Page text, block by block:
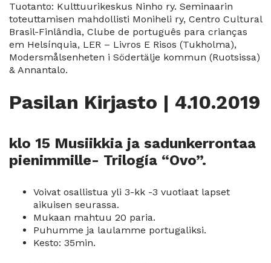
Tuotanto: Kulttuurikeskus Ninho ry. Seminaarin
toteuttamisen mahdollisti Moniheli ry, Centro Cultural
Brasil-Finlândia, Clube de português para crianças
em Helsínquia, LER – Livros E Risos (Tukholma),
Modersmålsenheten i Södertälje kommun (Ruotsissa)
& Annantalo.
Pasilan Kirjasto | 4.10.2019
klo 15 Musiikkia ja sadunkerrontaa
pienimmille- Trilogía “Ovo”.
Voivat osallistua yli 3-kk -3 vuotiaat lapset
aikuisen seurassa.
Mukaan mahtuu 20 paria.
Puhumme ja laulamme portugaliksi.
Kesto: 35min.